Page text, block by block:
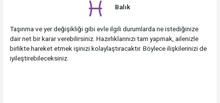
Balık
Taşınma ve yer değişikliği gibi evle ilgili durumlarda ne istediğinize
dair net bir karar verebilirsiniz. Hazırlıklarınızı tam yapmak, ailenizle
birlikte hareket etmek işinizi kolaylaştıracaktır. Böylece ilişkilerinizi de
iyileştirebileceksiniz.